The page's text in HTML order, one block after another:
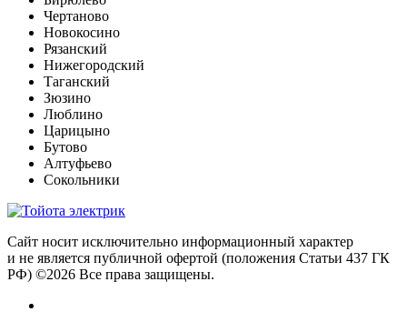
Чертаново
Новокосино
Рязанский
Нижегородский
Таганский
Зюзино
Люблино
Царицыно
Бутово
Алтуфьево
Сокольники
Сайт носит исключительно информационный характер
и не является публичной офертой (положения Статьи 437 ГК
РФ) ©2026 Все права защищены.